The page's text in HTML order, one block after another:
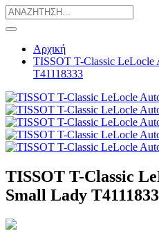
Αρχική
TISSOT T-Classic LeLocle
T41118333
TISSOT T-Classic
Small Lady